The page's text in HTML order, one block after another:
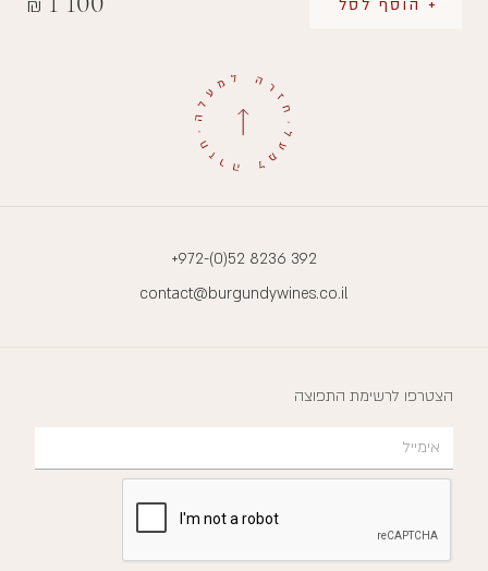
₪ + הוסף לסל
+972-(0)52 8236 392
contact@burgundywines.co.il
הצטרפו לרשימת התפוצה